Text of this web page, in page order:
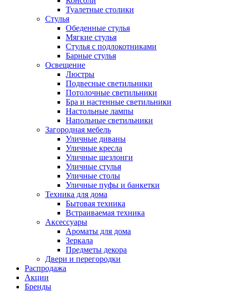
Туалетные столики
Стулья
Обеденные стулья
Мягкие стулья
Стулья с подлокотниками
Барные стулья
Освещение
Люстры
Подвесные светильники
Потолочные светильники
Бра и настенные светильники
Настольные лампы
Напольные светильники
Загородная мебель
Уличные диваны
Уличные кресла
Уличные шезлонги
Уличные стулья
Уличные столы
Уличные пуфы и банкетки
Техника для дома
Бытовая техника
Встраиваемая техника
Аксессуары
Ароматы для дома
Зеркала
Предметы декора
Двери и перегородки
Распродажа
Акции
Бренды